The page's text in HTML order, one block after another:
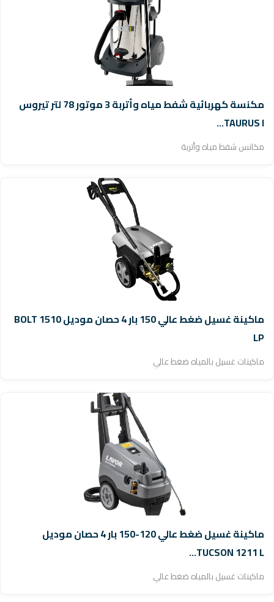
مكنسة كهربائية شفط مياه وأتربة 3 موتور 78 لتر تيروس
TAURUS I...
مكانس شفط مياه وأتربة
ماكينة غسيل ضغط عالي 150 بار 4 حصان موديل BOLT 1510
LP
ماكينات غسيل بالمياه ضغط عالي
ماكينة غسيل ضغط عالي 120-150 بار 4 حصان موديل
TUCSON 1211 L...
ماكينات غسيل بالمياه ضغط عالي